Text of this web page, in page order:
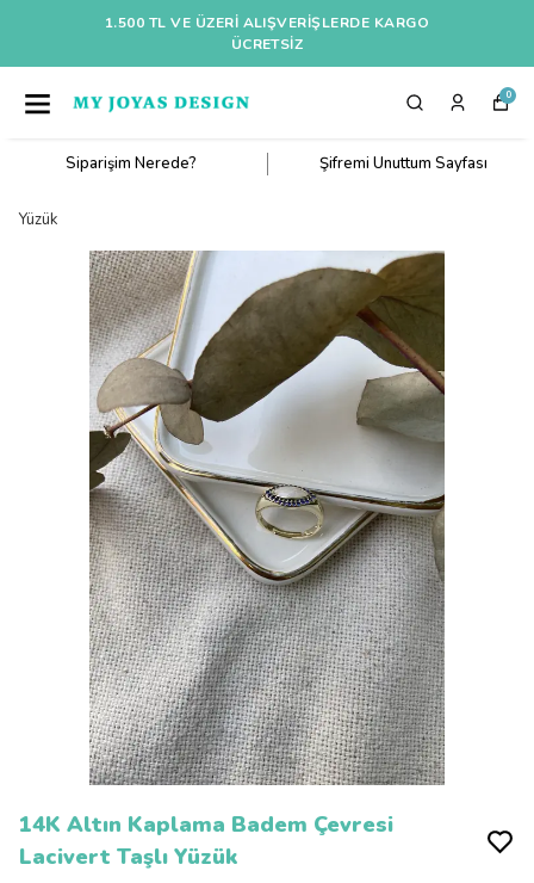
1.500 TL VE ÜZERI ALIŞVERIŞLERDE KARGO
ÜCRETSİZ
0
Siparişim Nerede? Şifremi Unuttum Sayfası
Yüzük
14K Altın Kaplama Badem Çevresi
Lacivert Taşlı Yüzük